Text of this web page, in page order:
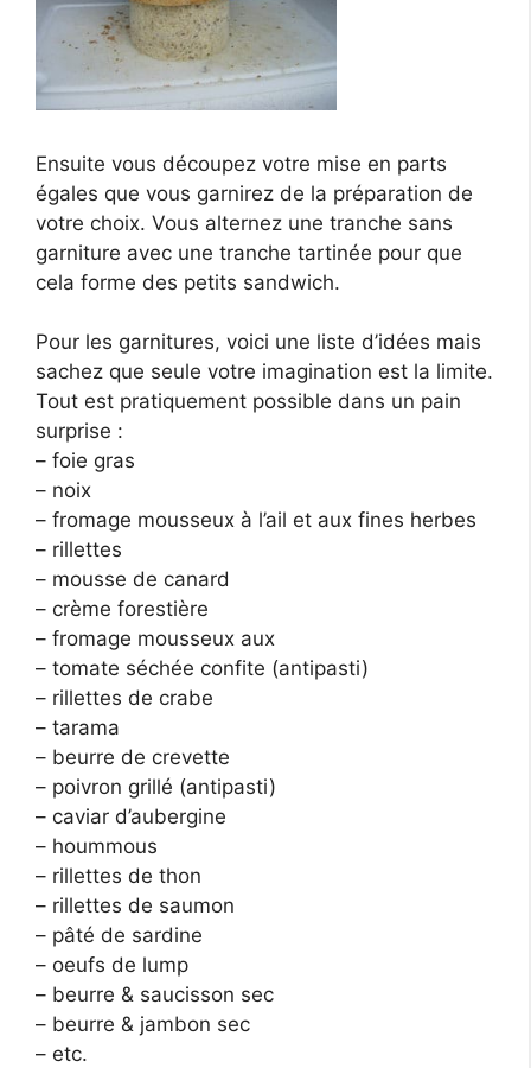
Ensuite vous découpez votre mise en parts
égales que vous garnirez de la préparation de
votre choix. Vous alternez une tranche sans
garniture avec une tranche tartinée pour que
cela forme des petits sandwich.
Pour les garnitures, voici une liste d’idées mais
sachez que seule votre imagination est la limite.
Tout est pratiquement possible dans un pain
surprise :
– foie gras
– noix
– fromage mousseux à l’ail et aux fines herbes
– rillettes
– mousse de canard
– crème forestière
– fromage mousseux aux
– tomate séchée confite (antipasti)
– rillettes de crabe
– tarama
– beurre de crevette
– poivron grillé (antipasti)
– caviar d’aubergine
– hoummous
– rillettes de thon
– rillettes de saumon
– pâté de sardine
– oeufs de lump
– beurre & saucisson sec
– beurre & jambon sec
– etc.